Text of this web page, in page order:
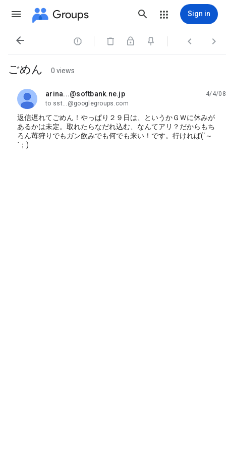
Groups Sign in
   
ごめん 0 views
arina...@softbank.ne.jp
unread,
4/4/08
to sst...@googlegroups.com
返信遅れてごめん！やっぱり２９日は、というかＧＷに休みが
あるかは未定。取れたらなだれ込む、なんてアリ？だからもち
ろん苺狩りでもガン飲みでも何でも来い！です。行ければ(´～
`；)